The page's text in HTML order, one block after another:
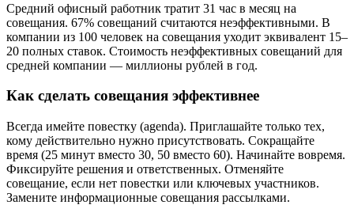
Средний офисный работник тратит 31 час в месяц на
совещания. 67% совещаний считаются неэффективными. В
компании из 100 человек на совещания уходит эквивалент 15–
20 полных ставок. Стоимость неэффективных совещаний для
средней компании — миллионы рублей в год.
Как сделать совещания эффективнее
Всегда имейте повестку (agenda). Приглашайте только тех,
кому действительно нужно присутствовать. Сокращайте
время (25 минут вместо 30, 50 вместо 60). Начинайте вовремя.
Фиксируйте решения и ответственных. Отменяйте
совещание, если нет повестки или ключевых участников.
Замените информационные совещания рассылками.